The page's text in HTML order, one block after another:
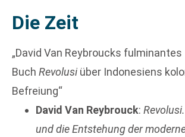
Die Zeit
„David Van Reybroucks fulminantes
Buch Revolusiüber Indonesiens
Befreiung“
David Van Reybrouck:
und die Entstehung der